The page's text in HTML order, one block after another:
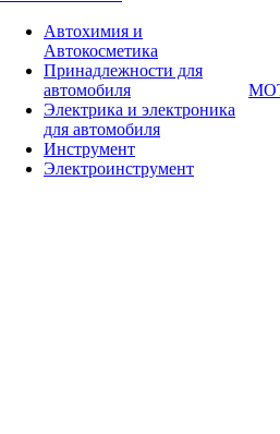
Автохимия и
Автокосметика
Принадлежности для
автомобиля
Электрика и электроника
для автомобиля
Инструмент
Электроинструмент